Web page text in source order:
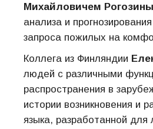
Михайловичем
анализа и
запроса пожилых на
Коллега из Финляндии
людей с различными
распространения в
истории возникновения и
языка, разработанной